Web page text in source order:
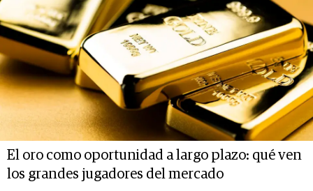
El oro como oportunidad a largo plazo: qué ven
los grandes jugadores del mercado